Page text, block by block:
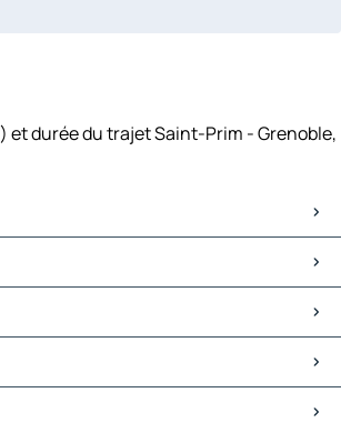
durée du trajet Saint-Prim - Grenoble,